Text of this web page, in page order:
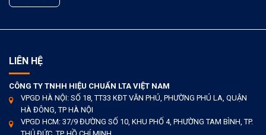
LIÊN HỆ
CÔNG TY TNHH HIỆU CHUẨN LTA VIỆT NAM
VPGD HÀ NỘI: SỐ 18, TT33 KĐT VĂN PHÚ, PHƯỜNG PHÚ LA, QUẬN
HÀ ĐÔNG, TP HÀ NỘI
VPGD HCM: 37/9 ĐƯỜNG SỐ 10, KHU PHỐ 4, PHƯỜNG TAM BÌNH, TP.